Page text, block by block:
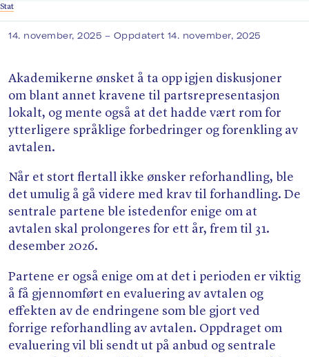
Stat
14. november, 2025 – Oppdatert 14. november, 2025
Akademikerne ønsket å ta opp igjen diskusjoner
om blant annet kravene til partsrepresentasjon
lokalt, og mente også at det hadde vært rom for
ytterligere språklige forbedringer og forenkling av
avtalen.
Når et stort flertall ikke ønsker reforhandling, ble
det umulig å gå videre med krav til forhandling. De
sentrale partene ble istedenfor enige om at
avtalen skal prolongeres for ett år, frem til 31.
desember 2026.
Partene er også enige om at det i perioden er viktig
å få gjennomført en evaluering av avtalen og
effekten av de endringene som ble gjort ved
forrige reforhandling av avtalen. Oppdraget om
evaluering vil bli sendt ut på anbud og sentrale